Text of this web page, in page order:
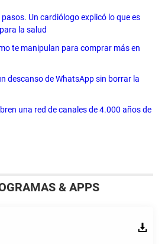
Un cardiólogo explicó lo que es
la salud
te manipulan para comprar más en
descanso de WhatsApp sin borrar la
una red de canales de 4.000 años de
& APPS